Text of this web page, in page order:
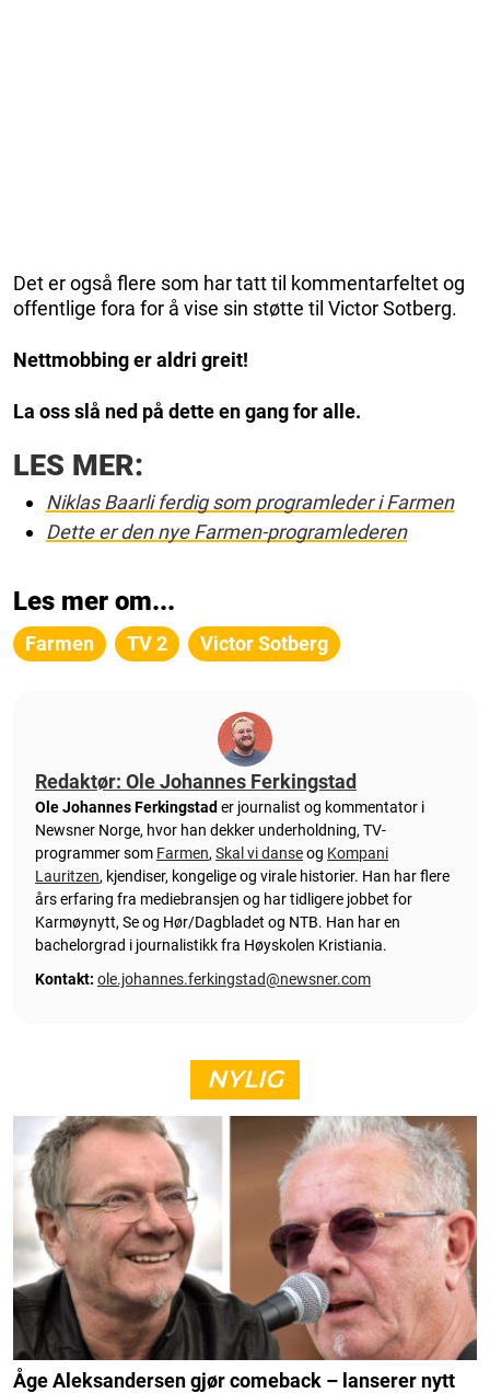
Det er også flere som har tatt til kommentarfeltet og
offentlige fora for å vise sin støtte til Victor Sotberg.
Nettmobbing er aldri greit!
La oss slå ned på dette en gang for alle.
LES MER:
Niklas Baarli ferdig som programleder i Farmen
Dette er den nye Farmen-programlederen
Les mer om...
Farmen TV 2 Victor Sotberg
Redaktør: Ole Johannes Ferkingstad
Ole Johannes Ferkingstad er journalist og kommentator i
Newsner Norge, hvor han dekker underholdning, TV-
programmer som Farmen, Skal vi danseog Kompani
Lauritzen, kjendiser, kongelige og virale historier. Han har flere
års erfaring fra mediebransjen og har tidligere jobbet for
Karmøynytt, Se og Hør/Dagbladet og NTB. Han har en
bachelorgrad i journalistikk fra Høyskolen Kristiania.
Kontakt: ole.johannes.ferkingstad@newsner.com
NYLIG
Åge Aleksandersen gjør comeback – lanserer nytt